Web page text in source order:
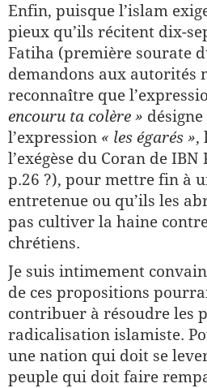
Enfin, puisque l’islam
pieux qu’ils récitent dix-
Fatiha (première sourate
demandons aux autorités
reconnaître que
encouru ta colère » désigne
l’expression « les égarés »,
l’exégèse du Coran de
p.26 ?), pour mettre fin à
entretenue ou qu’ils les
pas cultiver la haine
chrétiens.
Je suis intimement
de ces propositions
contribuer à résoudre les
radicalisation islamiste.
une nation qui doit se
peuple qui doit faire